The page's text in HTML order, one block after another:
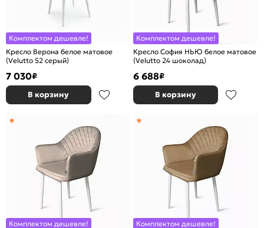
Комплектом дешевле!
Кресло Верона белое матовое
(Velutto 52 серый)
7 030₽
В корзину
Комплектом дешевле!
Кресло София НЬЮ белое матовое
(Velutto 24 шоколад)
6 688₽
В корзину
Комплектом дешевле!
Комплектом дешевле!